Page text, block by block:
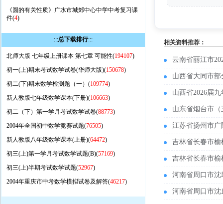
《圆的有关性质》广水市城郊中心中学中考复习课
件(4)
:::总下载排行:::
北师大版 七年级上册课本 第七章 可能性(194107)
初一(上)期末考试数学试卷(华师大版)(150678)
初二(下)期末数学检测题（一）(109774)
新人教版七年级数学课本(下册)(106663)
初二（下）第一学月考试数学试卷(88773)
2004年全国初中数学竞赛试题(76505)
新人教版八年级数学课本(上册)(64472)
初三(上)第一学月考试数学试题(B)(57169)
初三(上)半期考试数学试题(52967)
2004年重庆市中考数学模拟试卷及解答(46217)
相关资料推荐：
云南省丽江市
山西省大同市
山西省2026届
山东省烟台市
江苏省扬州市广
吉林省长春市榆
吉林省长春市榆
河南省周口市沈
河南省周口市沈